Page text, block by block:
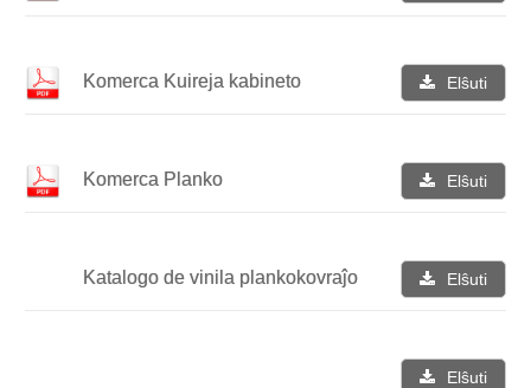
Komerca Kuireja kabineto Elŝuti
Komerca Planko Elŝuti
Katalogo de vinila plankokovraĵo Elŝuti
Elŝuti